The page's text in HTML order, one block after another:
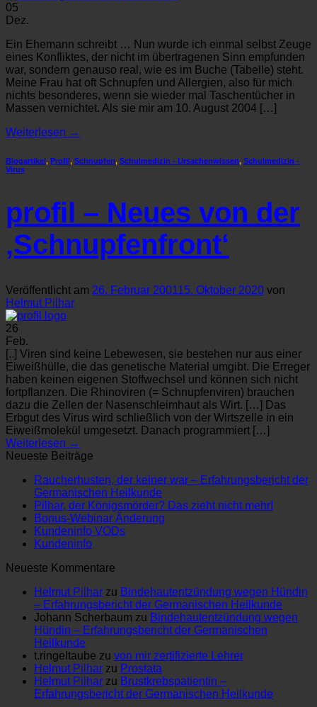
05
Dez.
Ein Ehemann schreibt … Nun wurde ich einmal selbst Zeuge
eines Konfliktes, der nicht im übertragenen Sinn empfunden
war, sondern genauso real, wie es im Buche (Tabelle) steht.
Meine Frau hat oft Schnupfen und Allergien, also für mich
nichts besonderes, wenn sie wieder mal Taschentücher in
Massen vernichtet. Als sie mir am 10. August 2004 […]
Weiterlesen →
Blogartikel, Profil, Schnupfen, Schulmedizin - Ursachenwissen, Schulmedizin -
Virus
profil – Neues von der
‚Schnupfenfront‘
Veröffentlicht am 26. Februar 200115. Oktober 2020 von
Helmut Pilhar
26
Feb.
[..] Viren sind keine Lebewesen, sie bestehen nur aus einer
Eiweißhülle, die das genetische Material umgibt. Die Erreger
haben keinen eigenen Stoffwechsel und können sich nicht
fortpflanzen. Die Rhinoviren (= Schnupfenviren) brauchen
dazu die Zellen der Nasenschleimhaut als Wirt. […] Das
Erbgut des Virus wird schließlich von der Wirtszelle in ein
Eiweißmolekül umgesetzt. Danach programmiert […]
Weiterlesen →
Neueste Beiträge
Raucherhusten, der keiner war – Erfahrungsbericht der
Germanischen Heilkunde
Pilhar, der Königsmörder? Das zieht nicht mehr!
Bonus-Webinar Änderung
Kundeninfo VODs
Kundeninfo
Neueste Kommentare
Helmut Pilhar zu Bindehautentzündung wegen Hündin
– Erfahrungsbericht der Germanischen Heilkunde
Johann Scherbaum zu Bindehautentzündung wegen
Hündin – Erfahrungsbericht der Germanischen
Heilkunde
t.ringeltaube zu von mir zertifizierte Lehrer
Helmut Pilhar zu Prostata
Helmut Pilhar zu Brustkrebspatientin –
Erfahrungsbericht der Germanischen Heilkunde